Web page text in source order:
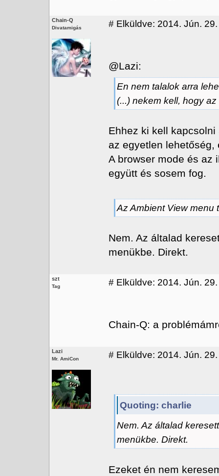
Chain-Q
Divatamigás # Elküldve: 2014. Jún.
@Lazi:
En nem talalok arra
(...) nekem kell, hogy
Ehhez ki kell
az egyetlen
A browser mode és az
együtt és sosem fog.
Az Ambient View
Nem. Az általad
menükbe. Direkt.
szt
Tag # Elküldve: 2014. Jún.
Chain-Q: a
Lazi
Mr. AmiCon # Elküldve: 2014. Jún.
Quoting: charlie
Nem. Az általad
menükbe. Direkt.
Ezeket én nem